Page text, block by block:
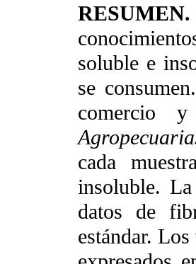
soluble e
se
comercio
cada
insoluble.
datos de
estándar.